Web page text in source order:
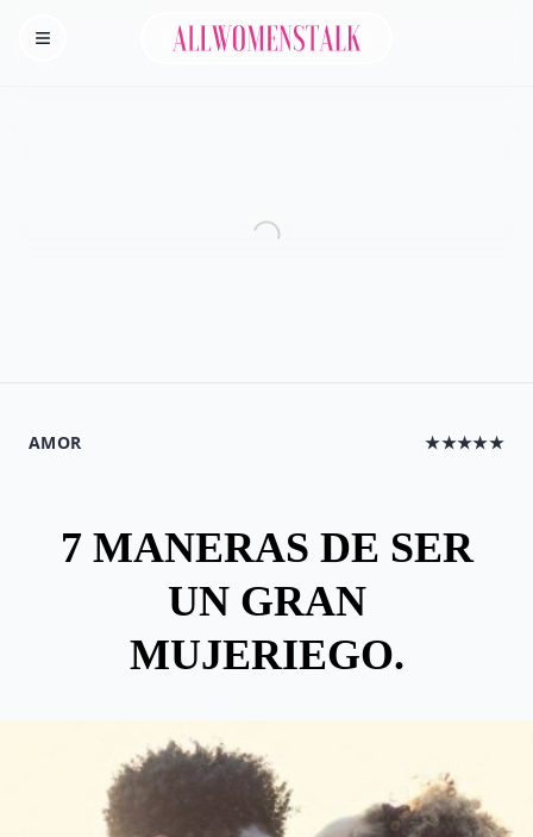
Homepage
Allwomenstalk
AMOR ★★★★★
7 MANERAS DE SER
UN GRAN
MUJERIEGO.